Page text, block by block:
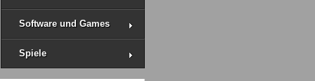
Software und Games
Spiele